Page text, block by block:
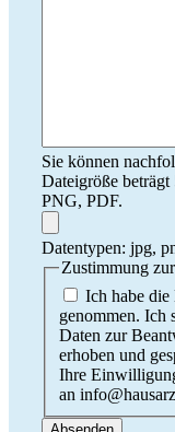
Sie können
Dateigröße
PNG, PDF.
Datentypen: jpg,
Zustimmung
Ich habe
genommen. Ich
Daten zur
erhoben und
Ihre
an